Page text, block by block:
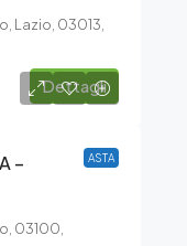
Lazio, 03013,
Dettagli
ASTA
–
03100,